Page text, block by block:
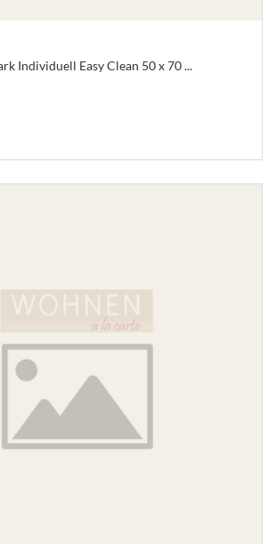
Individuell Easy Clean 50 x 70 ...